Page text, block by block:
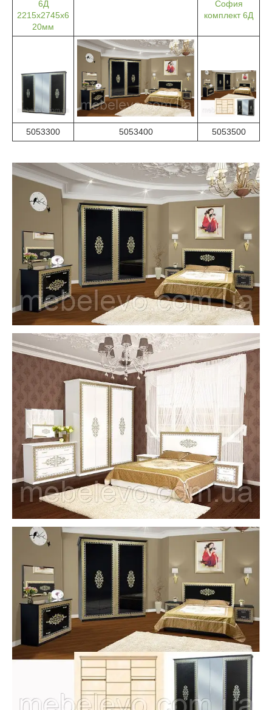
6Д
2215х2745х6
20мм
София
комплект 6Д
5053300 5053400 5053500